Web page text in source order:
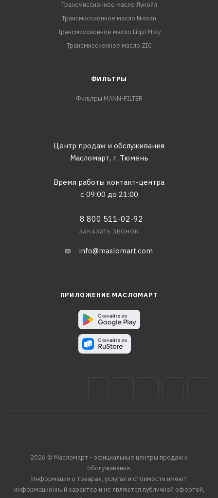
Трансмиссионное масло Лукойл
Трансмиссионное масло Nissan
Трансмиссионное масло Liqui Moly
Трансмиссионное масло ZIC
ФИЛЬТРЫ
Фильтры MANN-FILTER
Центр продаж и обслуживания
Масломарт, г. Тюмень
Время работы контакт-центра
с 09:00 до 21:00
8 800 511-02-92
ЗАКАЗАТЬ ЗВОНОК
info@maslomart.com
ПРИЛОЖЕНИЕ МАСЛОМАРТ
2026 © Масломарт - официальные центры продаж и
обслуживания.
Информация о товарах, услугах и стоимости имеют
информационный характер и не являются публичной офертой,